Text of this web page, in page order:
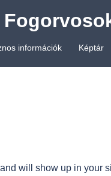
információk Képtár
will show up in your